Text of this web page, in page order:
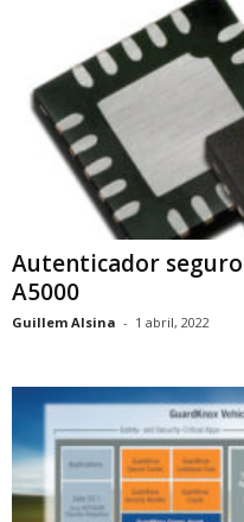
Autenticador
A5000
Guillem Alsina - 1 abril, 2022